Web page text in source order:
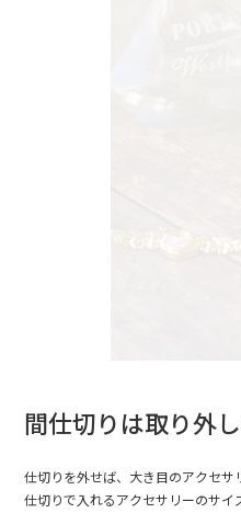
間仕切りは取り外
仕切りを外せば、大き目のアクセサ
仕切りで入れるアクセサリーのサイ